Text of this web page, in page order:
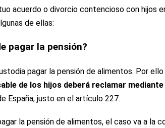
acuerdo o divorcio contencioso con hijos
de ellas:
pagar la pensión?
pagar la pensión de alimentos. Por ello
de los hijos deberá reclamar
España, justo en el artículo 227.
la pensión de alimentos, el caso va a la